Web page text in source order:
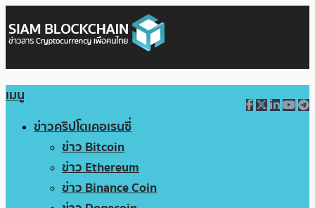
เมนู
ข่าวคริปโตเคอเรนซี่
ข่าว Bitcoin
ข่าว Ethereum
ข่าว Binance Coin